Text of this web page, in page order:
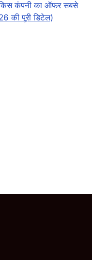
कंपनी का ऑफर सबसे
की पूरी डिटेल)